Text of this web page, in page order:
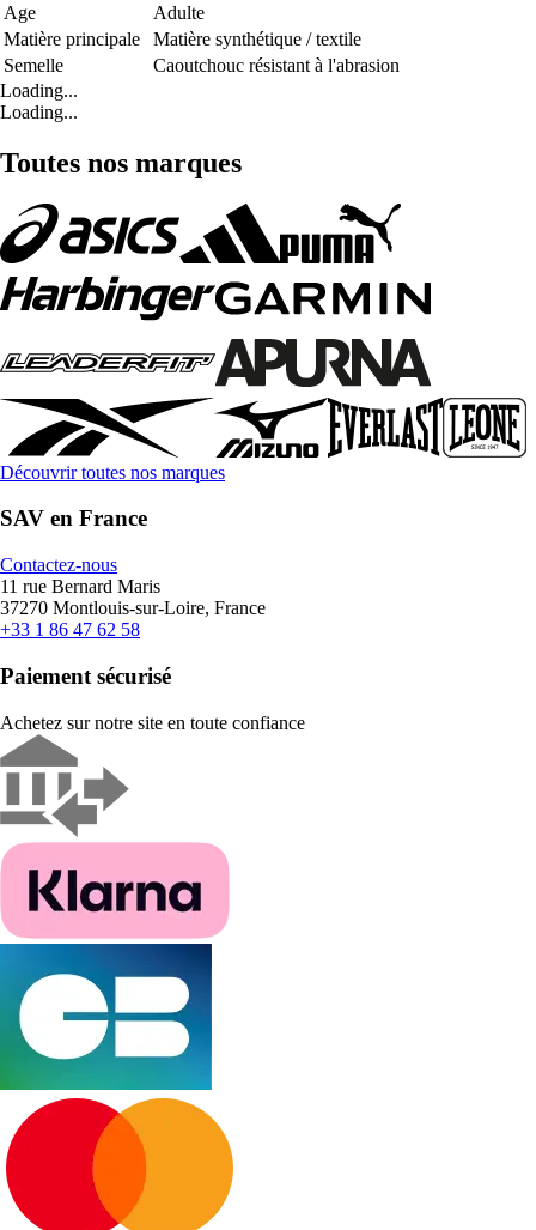
Age
Adulte
Matière principale
Matière synthétique / textile
Semelle
Caoutchouc résistant à l'abrasion
Loading...
Loading...
Toutes nos marques
Découvrir toutes nos marques
SAV en France
Contactez-nous
11 rue Bernard Maris
37270 Montlouis-sur-Loire, France
+33 1 86 47 62 58
Paiement sécurisé
Achetez sur notre site en toute confiance